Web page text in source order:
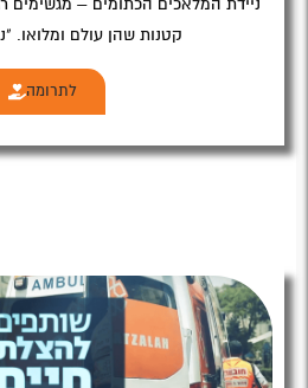
קטנות שהן עולם ומלואו.
לתרומה